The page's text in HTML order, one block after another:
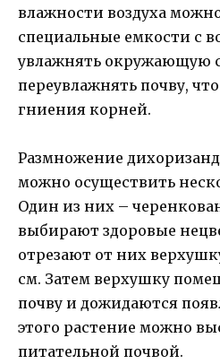
влажности воздуха
специальные емкости с
увлажнять окружающую
переувлажнять почву,
гниения корней.
Размножение
можно осуществить
Один из них –
выбирают здоровые
отрезают от них
см. Затем верхушку
почву и дожидаются
этого растение можно
питательной почвой.